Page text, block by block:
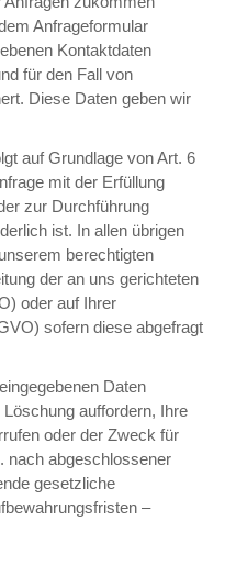
Anfrageformular
Kontaktdaten
für den Fall von
Diese Daten geben wir
auf Grundlage von Art. 6
mit der Erfüllung
zur Durchführung
ist. In allen übrigen
berechtigten
der an uns gerichteten
oder auf Ihrer
sofern diese abgefragt
Daten
auffordern, Ihre
oder der Zweck für
nach abgeschlossener
gesetzliche
–